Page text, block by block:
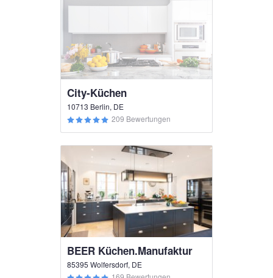
City-Küchen
10713 Berlin, DE
209 Bewertungen
BEER Küchen.Manufaktur
85395 Wolfersdorf, DE